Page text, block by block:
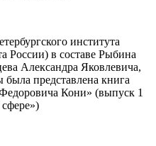
института
в составе Рыбина
Александра Яковлевича,
представлена книга
Кони» (выпуск 1